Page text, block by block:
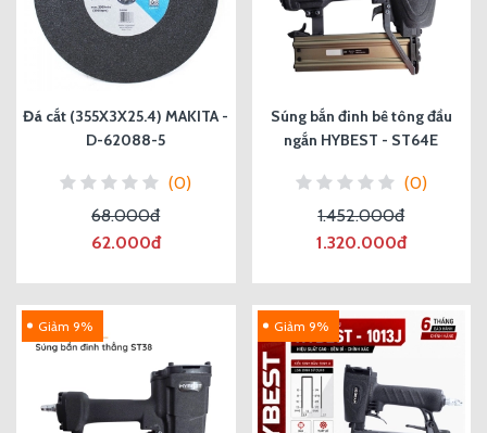
Đá cắt (355X3X25.4) MAKITA -
D-62088-5
(0)
68.000đ
62.000đ
Súng bắn đinh bê tông đầu
ngắn HYBEST - ST64E
(0)
1.452.000đ
1.320.000đ
Giảm 9% Giảm 9%